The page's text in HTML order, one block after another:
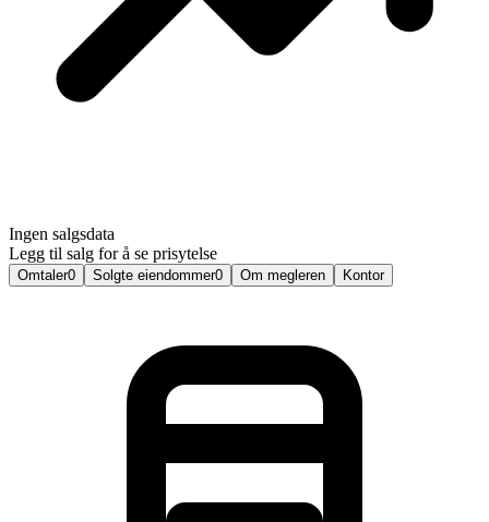
Ingen salgsdata
Legg til salg for å se prisytelse
Omtaler0 Solgte eiendommer0 Om megleren Kontor